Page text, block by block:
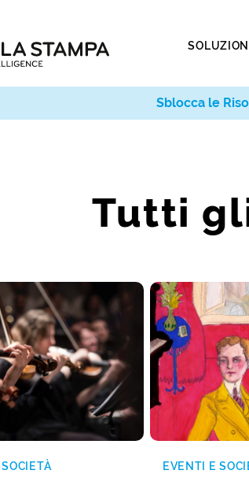
SOLUZIONI
Tutti
EVENTI E
Sblocca le